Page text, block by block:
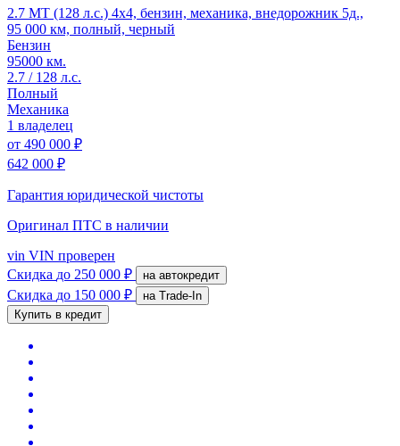
2.7 MT (128 л.с.) 4x4, бензин, механика, внедорожник 5д.,
95 000 км, полный, черный
Бензин
95000 км.
2.7 / 128 л.с.
Полный
Механика
1 владелец
от 490 000 ₽
642 000 ₽
Гарантия юридической чистоты
Оригинал ПТС в наличии
vin VIN проверен
Скидка до 250 000 ₽ на автокредит
Скидка до 150 000 ₽
на Trade-In
Купить в кредит